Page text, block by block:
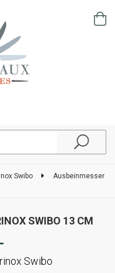
Swibo
Ausbeinmesser
SWIBO 13 CM
Swibo